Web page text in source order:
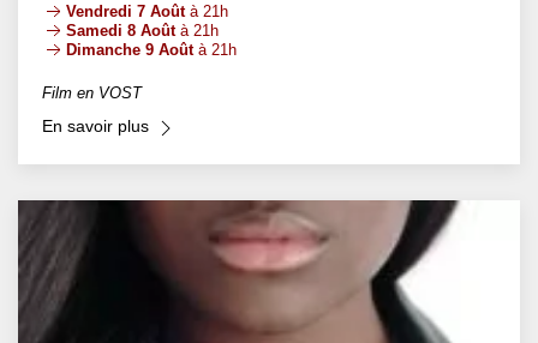
Vendredi 7 Aoûtà 21h
Samedi 8 Aoûtà 21h
Dimanche 9 Aoûtà 21h
Film en VOST
En savoir plus